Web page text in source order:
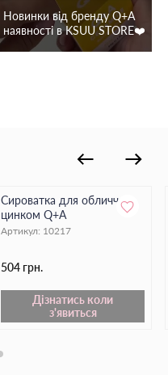
Новинки від бренду Q+A
наявності в KSUU STORE❤️
Сироватка для обличчя з
цинком Q+A
Артикул: 10217
504 грн.
Дізнатись коли
з'явиться